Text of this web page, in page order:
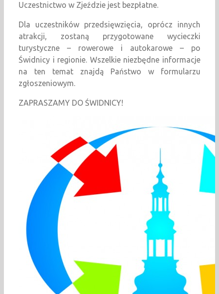
Uczestnictwo w Zjeździe jest bezpłatne.
Dla uczestników przedsięwzięcia, oprócz innych
atrakcji, zostaną przygotowane wycieczki
turystyczne – rowerowe i autokarowe – po
Świdnicy i regionie. Wszelkie niezbędne informacje
na ten temat znajdą Państwo w formularzu
zgłoszeniowym.
ZAPRASZAMY DO ŚWIDNICY!